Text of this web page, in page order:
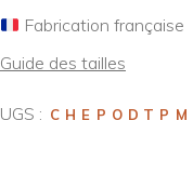
Fabrication française
Guide des tailles
UGS : CHEPODTPM